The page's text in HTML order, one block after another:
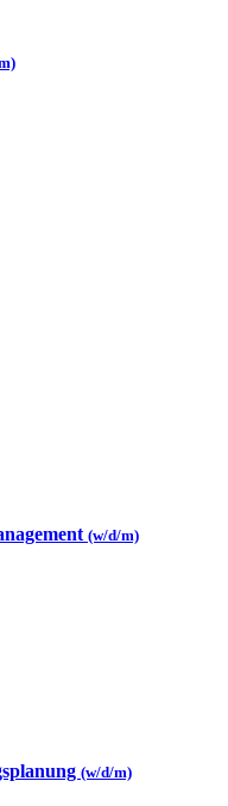
(w/d/m)
(w/d/m)